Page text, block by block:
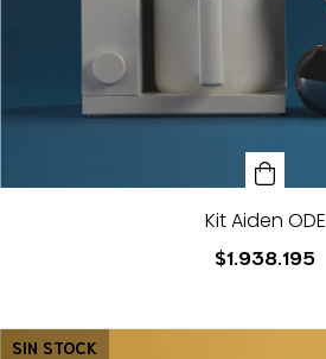
Kit Aiden ODE
$1.938.195
SIN STOCK